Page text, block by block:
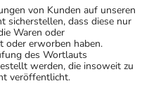
von Kunden auf unseren
sicherstellen, dass diese nur
Waren oder
oder erworben haben.
des Wortlauts
werden, die insoweit zu
veröffentlicht.